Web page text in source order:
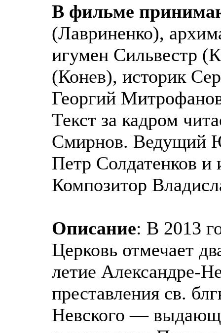
В фильме
(Лавриненко),
игумен Сильвестр
(Конев), историк
Георгий
Текст за кадром
Смирнов. Ведущий
Петр Солдатенков
Композитор
Описание: В 2013
Церковь отмечает
летие Александре-
преставления св.
Невского —